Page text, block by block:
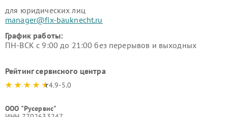
для юридических лиц
manager@fix-bauknecht.ru
График работы:
ПН-ВСК с 9:00 до 21:00 без перерывов и выходных
Рейтинг сервисного центра
4.9-5.0
ООО "Русервис"